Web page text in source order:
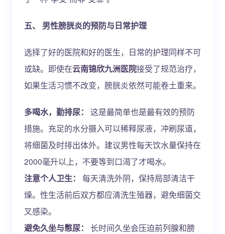
五、 男性膀胱炎的预防与日常护理
选择了好的医院和好的医生，日常的护理同样不可
或缺。即使在云南锦欣九洲医院接受了规范治疗，
如果生活习惯不改变，膀胱炎依然可能卷土重来。
多喝水，勤排尿：
这是最简单也是最有效的预防
措施。充足的水分摄入可以稀释尿液，冲刷尿道，
将细菌及时排出体外。建议男性每天饮水量保持在
2000毫升以上，不要等到口渴了才喝水。
注意个人卫生：
每天清洗外阴，保持局部清洁干
燥。性生活前后双方都应清洗生殖器，避免细菌交
叉感染。
避免久坐与憋尿：
长时间久坐会压迫前列腺和膀